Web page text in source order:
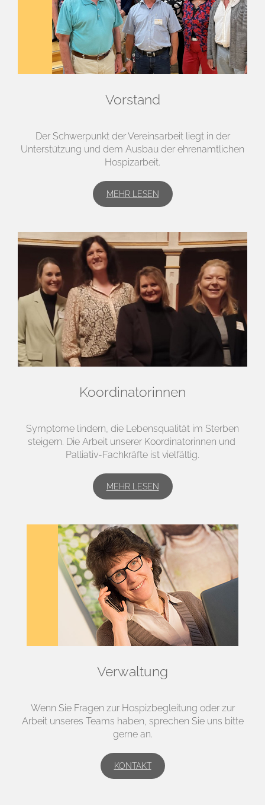
Vorstand
Der Schwerpunkt der Vereinsarbeit liegt in der
Unterstützung und dem Ausbau der ehrenamtlichen
Hospizarbeit.
MEHR LESEN
Koordinatorinnen
Symptome lindern, die Lebensqualität im Sterben
steigern. Die Arbeit unserer Koordinatorinnen und
Palliativ-Fachkräfte ist vielfältig.
MEHR LESEN
Verwaltung
Wenn Sie Fragen zur Hospizbegleitung oder zur
Arbeit unseres Teams haben, sprechen Sie uns bitte
gerne an.
KONTAKT